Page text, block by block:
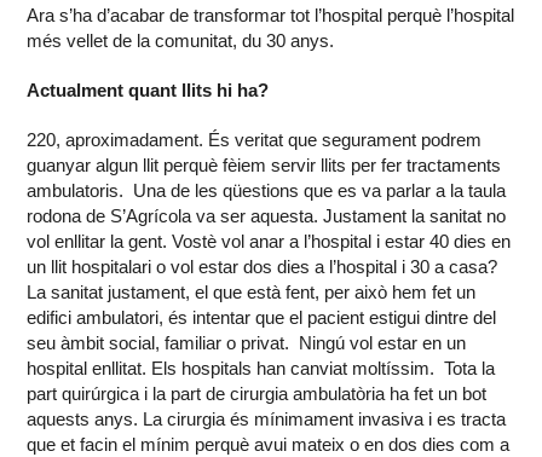
Ara s’ha d’acabar de transformar tot l’hospital perquè l’hospital
més vellet de la comunitat, du 30 anys.
Actualment quant llits hi ha?
220, aproximadament. És veritat que segurament podrem
guanyar algun llit perquè fèiem servir llits per fer tractaments
ambulatoris. Una de les qüestions que es va parlar a la taula
rodona de S’Agrícola va ser aquesta. Justament la sanitat no
vol enllitar la gent. Vostè vol anar a l’hospital i estar 40 dies en
un llit hospitalari o vol estar dos dies a l’hospital i 30 a casa?
La sanitat justament, el que està fent, per això hem fet un
edifici ambulatori, és intentar que el pacient estigui dintre del
seu àmbit social, familiar o privat. Ningú vol estar en un
hospital enllitat. Els hospitals han canviat moltíssim. Tota la
part quirúrgica i la part de cirurgia ambulatòria ha fet un bot
aquests anys. La cirurgia és mínimament invasiva i es tracta
que et facin el mínim perquè avui mateix o en dos dies com a